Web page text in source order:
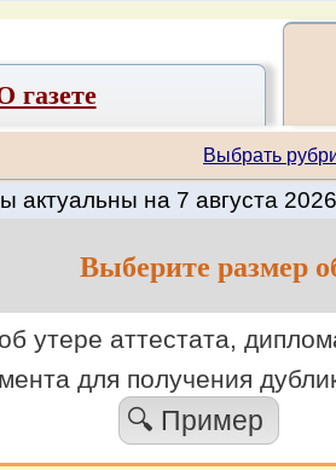
газете
Выбрать
актуальны на 7 августа
Выберите размер
утере аттестата,
для получения
🔍 Пример